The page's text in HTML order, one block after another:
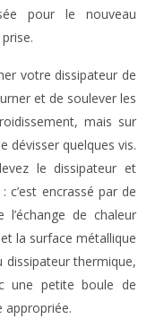
pour le nouveau
votre dissipateur de
et de soulever les
mais sur
dévisser quelques vis.
le dissipateur et
c’est encrassé par de
de chaleur
la surface métallique
dissipateur thermique,
une petite boule de
appropriée.